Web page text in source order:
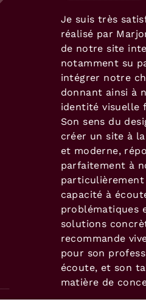
Je suis très
réalisé par
de notre site
notamment su
intégrer notre
donnant ainsi à
identité visuelle
Son sens du
créer un site à
et moderne,
parfaitement à
particulièrement
capacité à
problématiques
solutions
recommande
pour son
écoute, et son
matière de